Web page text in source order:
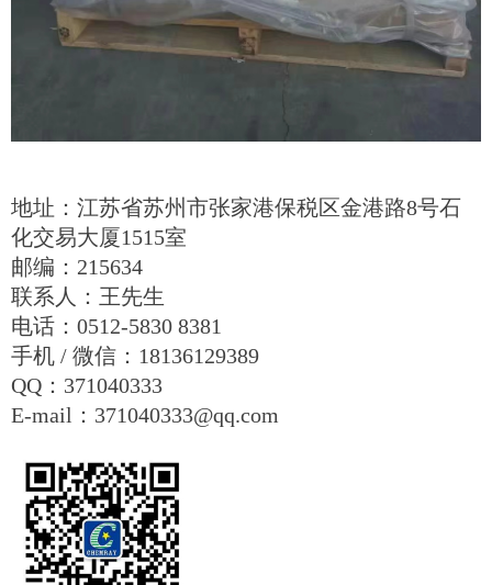
地址：江苏省苏州市张家港保税区金港路8号石
化交易大厦1515室
邮编：215634
联系人：王先生
电话：0512-5830 8381
手机 / 微信：18136129389
QQ：371040333
E-mail：371040333@qq.com